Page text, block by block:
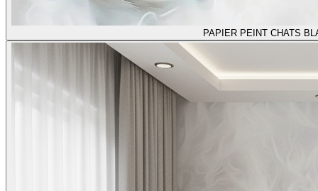
PAPIER PEINT CHATS